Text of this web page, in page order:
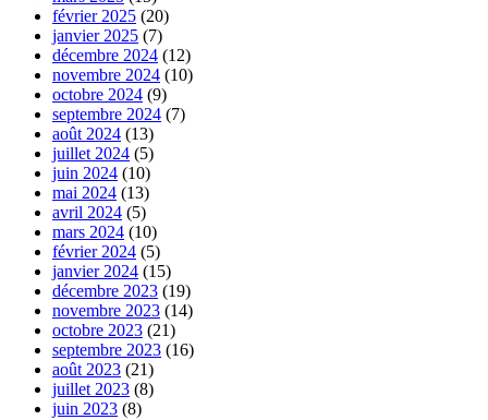
février 2025 (20)
janvier 2025 (7)
décembre 2024 (12)
novembre 2024 (10)
octobre 2024 (9)
septembre 2024 (7)
août 2024 (13)
juillet 2024 (5)
juin 2024 (10)
mai 2024 (13)
avril 2024 (5)
mars 2024 (10)
février 2024 (5)
janvier 2024 (15)
décembre 2023 (19)
novembre 2023 (14)
octobre 2023 (21)
septembre 2023 (16)
août 2023 (21)
juillet 2023 (8)
juin 2023 (8)